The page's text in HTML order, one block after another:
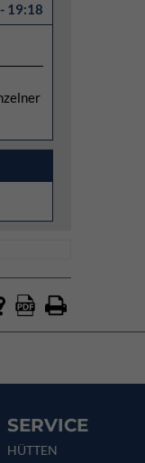
19:18
SERVICE
HÜTTEN